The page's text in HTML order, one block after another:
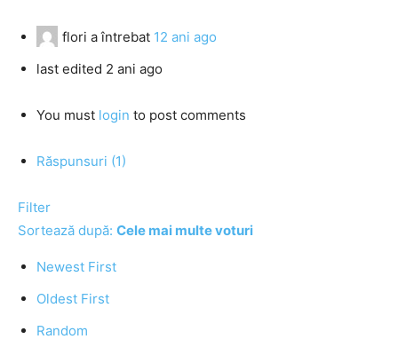
flori a întrebat 12 ani ago
last edited 2 ani ago
You must login to post comments
Răspunsuri (1)
Filter
Sortează după: Cele mai multe voturi
Newest First
Oldest First
Random